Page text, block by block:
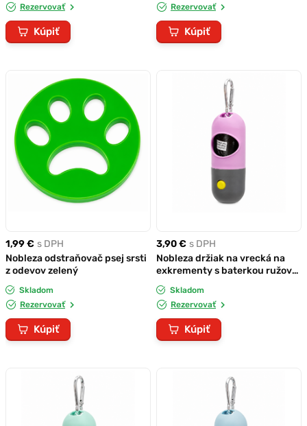
Rezervovať
Kúpiť
Rezervovať
Kúpiť
1,99 € s DPH
Nobleza odstraňovač psej srsti
z odevov zelený
Skladom
Rezervovať
Kúpiť
3,90 € s DPH
Nobleza držiak na vrecká na
exkrementy s baterkou ružový
+3x náplň
Skladom
Rezervovať
Kúpiť